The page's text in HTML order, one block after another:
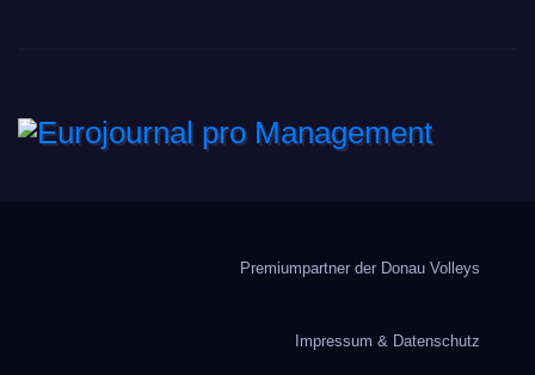
Premiumpartner der Donau Volleys
Impressum & Datenschutz